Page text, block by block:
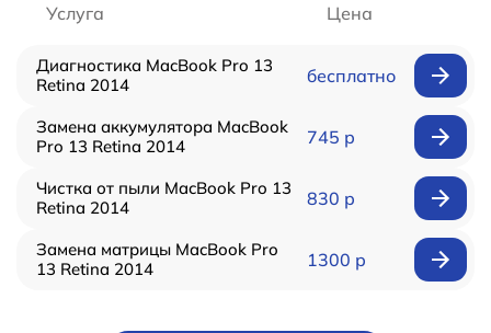
Услуга Цена
Диагностика MacBook Pro 13
Retina 2014
бесплатно
Замена аккумулятора MacBook
Pro 13 Retina 2014
745 р
Чистка от пыли MacBook Pro 13
Retina 2014
830 р
Замена матрицы MacBook Pro
13 Retina 2014
1300 р